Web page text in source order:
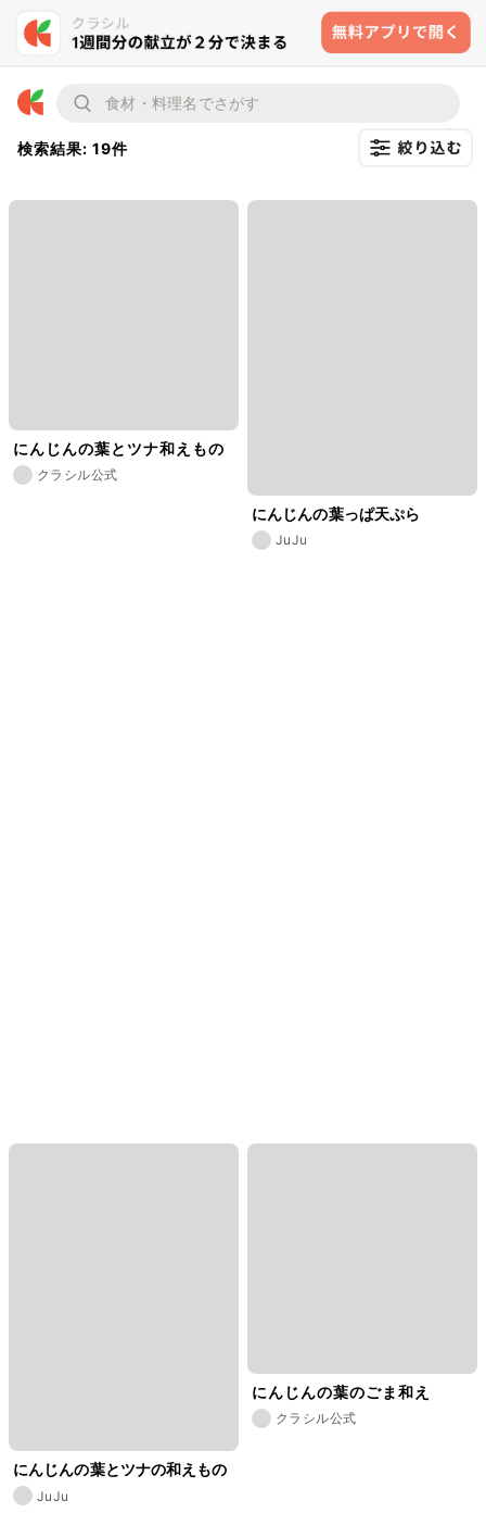
検索結果: 19件
にんじんの葉とツナ和えもの
クラシル公式
にんじんの葉っぱ天ぷら
JuJu
にんじんの葉とツナの和えもの
JuJu
にんじんの葉のごま和え
クラシル公式